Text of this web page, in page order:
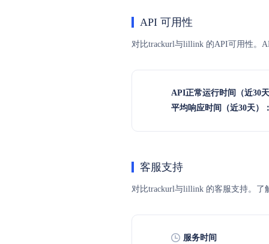
API 可用性
对比trackurl与lillink 的API可用性。
API正常运行时间（近30
平均响应时间（近30天）
客服支持
对比trackurl与lillink 的客服支持。了
服务时间